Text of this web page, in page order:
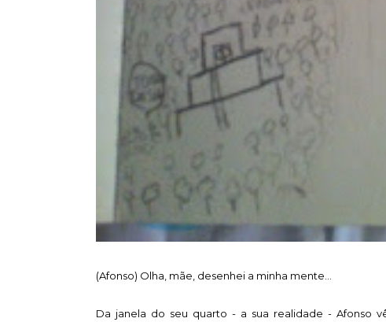
(Afonso) Olha, mãe, desenhei a minha mente...
Da janela do seu quarto - a sua realidade - Afonso